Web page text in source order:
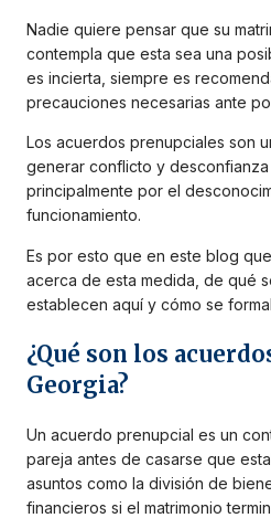
Nadie quiere pensar que su
contempla que esta sea una
es incierta, siempre es
precauciones necesarias ante
Los acuerdos prenupciales son
generar conflicto y
principalmente por el
funcionamiento.
Es por esto que en este blog
acerca de esta medida, de qué
establecen aquí y cómo se
¿Qué son los
Georgia?
Un acuerdo prenupcial es un
pareja antes de casarse que
asuntos como la división de
financieros si el matrimonio